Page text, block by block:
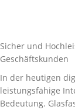
Sicher und
Geschäftskunden
In der heutigen
leistungsfähige
Bedeutung.